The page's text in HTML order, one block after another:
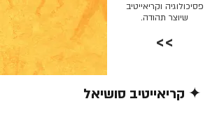
פסיכולוגיה וקריאייטיב
שיוצר תהודה.
>>
✦ קריאייטיב סושיאל